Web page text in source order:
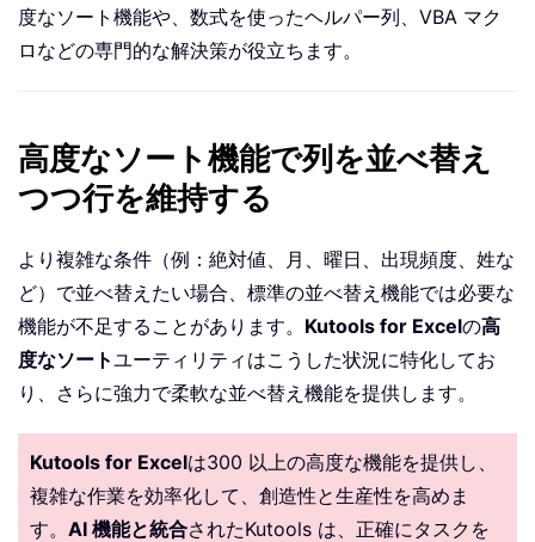
度なソート機能や、数式を使ったヘルパー列、VBA マク
ロなどの専門的な解決策が役立ちます。
高度なソート機能で列を並べ替え
つつ行を維持する
より複雑な条件（例：絶対値、月、曜日、出現頻度、姓な
ど）で並べ替えたい場合、標準の並べ替え機能では必要な
機能が不足することがあります。 Kutools for Excelの高
度なソートユーティリティはこうした状況に特化してお
り、さらに強力で柔軟な並べ替え機能を提供します。
Kutools for Excelは300 以上の高度な機能を提供し、
複雑な作業を効率化して、創造性と生産性を高めま
す。 AI 機能と統合されたKutools は、正確にタスクを